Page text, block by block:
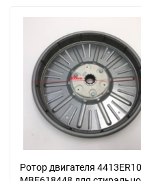
Ротор двигателя